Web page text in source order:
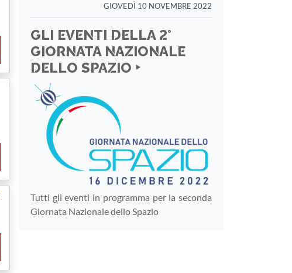
GIOVEDÌ 10 NOVEMBRE 2022
GLI EVENTI DELLA 2°
GIORNATA NAZIONALE
DELLO SPAZIO ‣
Tutti gli eventi in programma per la seconda
Giornata Nazionale dello Spazio